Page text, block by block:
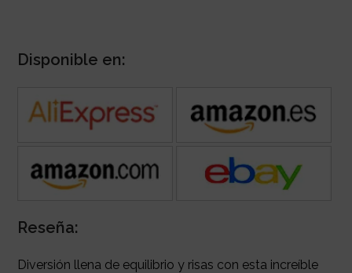
Disponible en:
Reseña:
Diversión llena de equilibrio y risas con esta increíble